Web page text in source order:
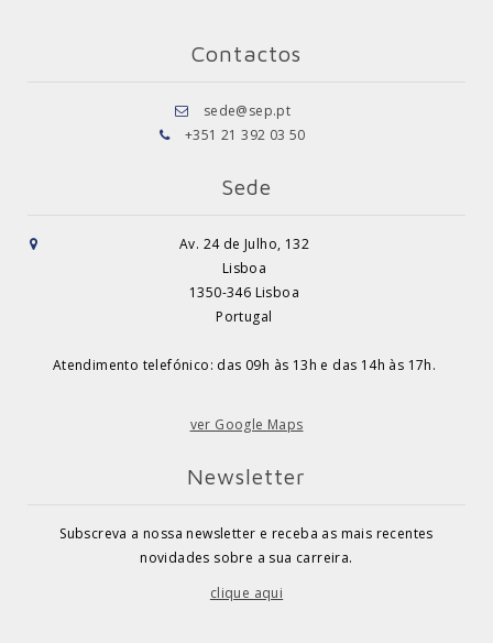
Contactos
sede@sep.pt
+351 21 392 03 50
Sede
Av. 24 de Julho, 132
Lisboa
1350-346 Lisboa
Portugal
Atendimento telefónico: das 09h às 13h e das 14h às 17h.
ver Google Maps
Newsletter
Subscreva a nossa newsletter e receba as mais recentes
novidades sobre a sua carreira.
clique aqui